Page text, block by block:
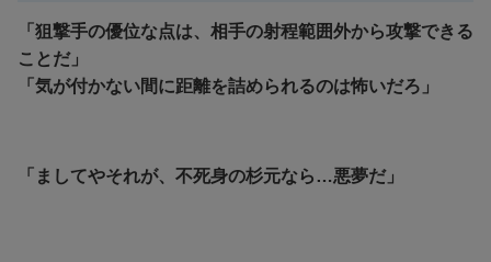
「狙撃手の優位な点は、相手の射程範囲外から攻撃できる
ことだ」
「気が付かない間に距離を詰められるのは怖いだろ」
「ましてやそれが、不死身の杉元なら…悪夢だ」